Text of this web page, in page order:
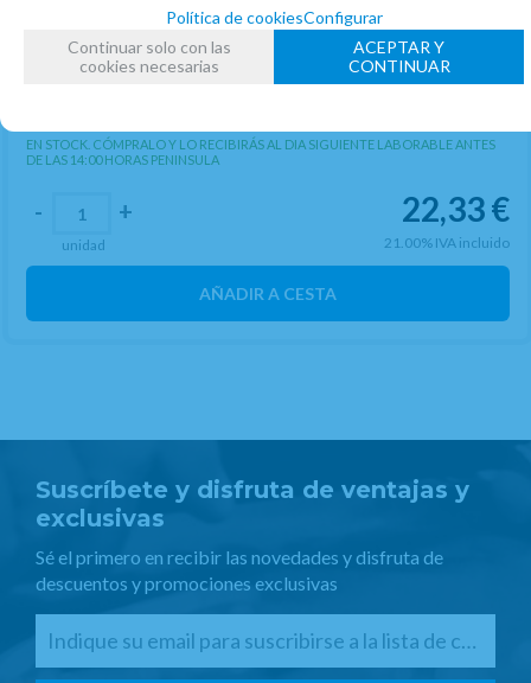
EN STOCK. CÓMPRALO Y LO RECIBIRÁS AL DIA SIGUIENTE LABORABLE ANTES
DE LAS 14:00 HORAS PENINSULA
22,33€
21.00% IVA incluido
- +
unidad
AÑADIR A CESTA
Suscríbete y disfruta de ventajas y
exclusivas
Sé el primero en recibir las novedades y disfruta de
descuentos y promociones exclusivas
Política de cookiesConfigurar
Continuar solo con las
cookies necesarias
ACEPTAR Y
CONTINUAR